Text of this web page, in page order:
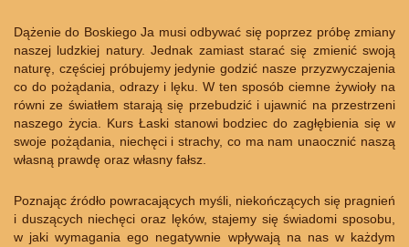
Dążenie do Boskiego Ja musi odbywać się poprzez próbę zmiany
naszej ludzkiej natury. Jednak zamiast starać się zmienić swoją
naturę, częściej próbujemy jedynie godzić nasze przyzwyczajenia
co do pożądania, odrazy i lęku. W ten sposób ciemne żywioły na
równi ze światłem starają się przebudzić i ujawnić na przestrzeni
naszego życia. Kurs Łaski stanowi bodziec do zagłębienia się w
swoje pożądania, niechęci i strachy, co ma nam unaocznić naszą
własną prawdę oraz własny fałsz.
Poznając źródło powracających myśli, niekończących się pragnień
i duszących niechęci oraz lęków, stajemy się świadomi sposobu,
w jaki wymagania ego negatywnie wpływają na nas w każdym